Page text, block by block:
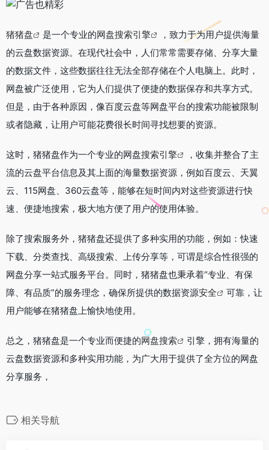
猪猪盘 是一个专业的网盘搜索引擎
，致力于为用户提供海量
的云盘数据资源。在现代社会中，人们常常需要存储、分享大量
的数据文件，这些数据往往无法全部存储在个人电脑上。此时，
网盘被广泛使用，它为人们提供了便捷的数据保存和共享方式。
但是，由于各种原因，像百度云盘等网盘平台的搜索功能被限制
或者隐藏，让用户可能花费很长时间寻找想要的资源。
这时，猪猪盘作为一个专业的网盘搜索引擎
，收集并整合了主
流的云盘平台信息及其上面的海量数据资源，例如百度云、天翼
云、115网盘、360云盘等，能够在短时间内对这些资源进行快
速、便捷地搜索，极大地方便了用户的使用体验。
除了搜索服务外，猪猪盘还提供了多种实用的功能，例如：快速
下载、分类查找、高级搜索、上传分享等，可谓是综合性很强的
网盘分享一站式服务平台。同时，猪猪盘也秉承着“专业、有保
障、有品质”的服务理念，确保所提供的数据资源安全
可靠，让
用户能够在猪猪盘上愉快地使用。
总之，猪猪盘是一个专业而便捷的网盘搜索
引擎，拥有海量的
云盘数据资源和多种实用功能，为广大用于提供了全方位的网盘
分享服务，
相关导航